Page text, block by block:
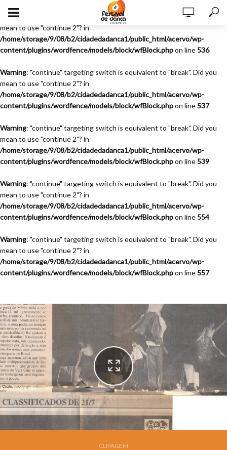
Warning
: "continue" targeting switch is equivalent to "break". Did you
mean to use "continue 2"? in
/home/storage/9/08/b2/cidadedadanca1/public_html/acervo/wp-
content/plugins/wordfence/models/block/wfBlock.phpon line536
Warning: "continue" targeting switch is equivalent to "break". Did you
mean to use "continue 2"? in
/home/storage/9/08/b2/cidadedadanca1/public_html/acervo/wp-
content/plugins/wordfence/models/block/wfBlock.phpon line537
Warning: "continue" targeting switch is equivalent to "break". Did you
mean to use "continue 2"? in
/home/storage/9/08/b2/cidadedadanca1/public_html/acervo/wp-
content/plugins/wordfence/models/block/wfBlock.phpon line539
Warning: "continue" targeting switch is equivalent to "break". Did you
mean to use "continue 2"? in
/home/storage/9/08/b2/cidadedadanca1/public_html/acervo/wp-
content/plugins/wordfence/models/block/wfBlock.phpon line554
Warning: "continue" targeting switch is equivalent to "break". Did you
mean to use "continue 2"? in
/home/storage/9/08/b2/cidadedadanca1/public_html/acervo/wp-
content/plugins/wordfence/models/block/wfBlock.phpon line557
Festival de Dança de Joinville - 13a. Edição - 1995
CLIPAGEM